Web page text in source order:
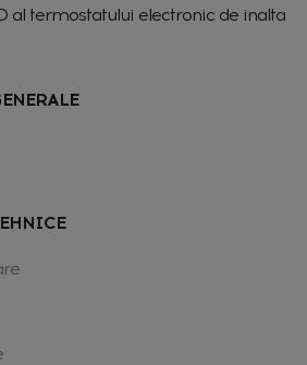
al termostatului electronic de inalta